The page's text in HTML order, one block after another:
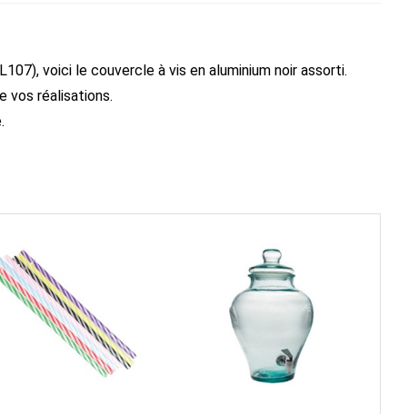
voici le couvercle à vis en aluminium noir assorti.
vos réalisations.